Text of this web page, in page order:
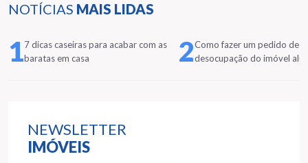
NOTÍCIAS MAIS LIDAS
17 dicas caseiras para acabar com as
baratas em casa
2Como fazer um pedido de
desocupação do imóvel
NEWSLETTER
IMÓVEIS